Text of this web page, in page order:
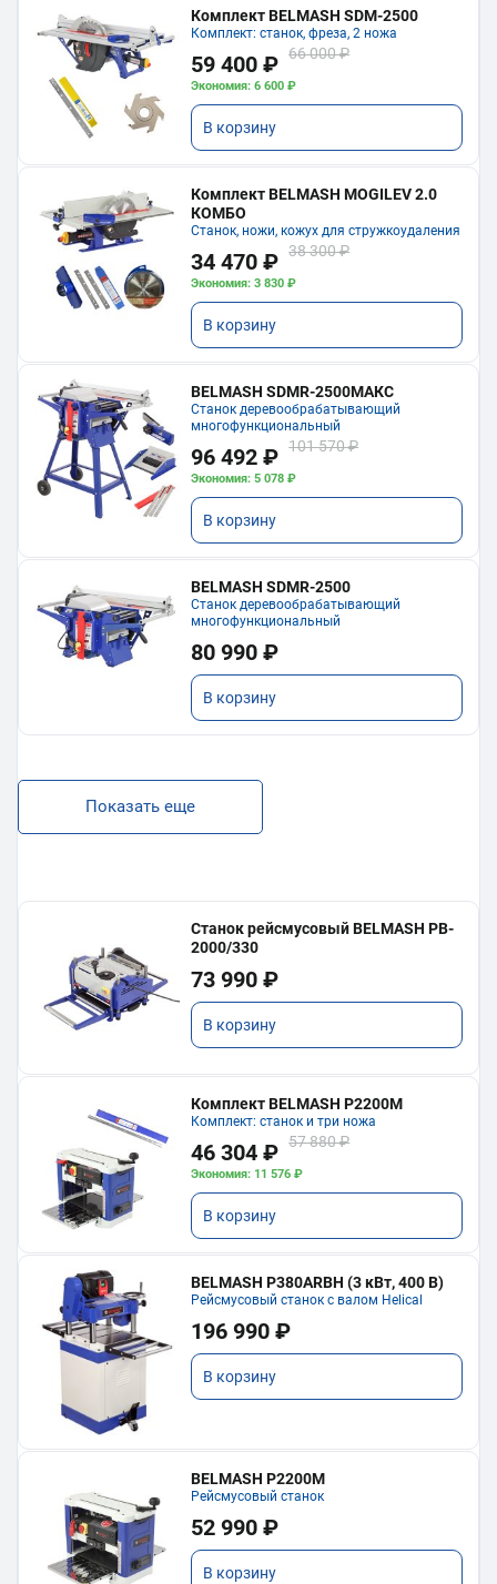
Комплект BELMASH SDM-2500
Комплект: станок, фреза, 2 ножа
59 400 ₽ 66 000 ₽
Экономия: 6 600 ₽
В корзину
Комплект BELMASH MOGILEV 2.0
КОМБО
Станок, ножи, кожух для стружкоудаления
34 470 ₽ 38 300 ₽
Экономия: 3 830 ₽
В корзину
BELMASH SDMR-2500МАКС
Станок деревообрабатывающий
многофункциональный
96 492 ₽ 101 570 ₽
Экономия: 5 078 ₽
В корзину
BELMASH SDMR-2500
Станок деревообрабатывающий
многофункциональный
80 990 ₽
В корзину
Показать еще
Станок рейсмусовый BELMASH PB-
2000/330
73 990 ₽
В корзину
Комплект BELMASH P2200M
Комплект: станок и три ножа
46 304 ₽ 57 880 ₽
Экономия: 11 576 ₽
В корзину
BELMASH P380ARBH (3 кВт, 400 В)
Рейсмусовый станок с валом Helical
196 990 ₽
В корзину
BELMASH P2200M
Рейсмусовый станок
52 990 ₽
В корзину